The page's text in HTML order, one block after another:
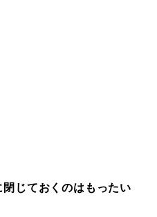
じておくのはもったい